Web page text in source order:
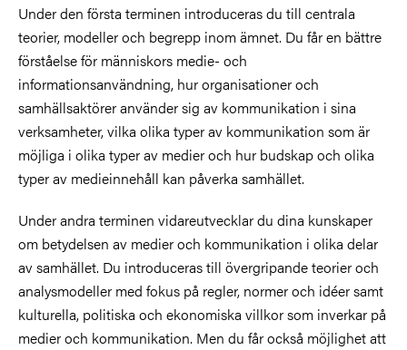
Under den första terminen introduceras du till centrala
teorier, modeller och begrepp inom ämnet. Du får en bättre
förståelse för människors medie- och
informationsanvändning, hur organisationer och
samhällsaktörer använder sig av kommunikation i sina
verksamheter, vilka olika typer av kommunikation som är
möjliga i olika typer av medier och hur budskap och olika
typer av medieinnehåll kan påverka samhället.
Under andra terminen vidareutvecklar du dina kunskaper
om betydelsen av medier och kommunikation i olika delar
av samhället. Du introduceras till övergripande teorier och
analysmodeller med fokus på regler, normer och idéer samt
kulturella, politiska och ekonomiska villkor som inverkar på
medier och kommunikation. Men du får också möjlighet att